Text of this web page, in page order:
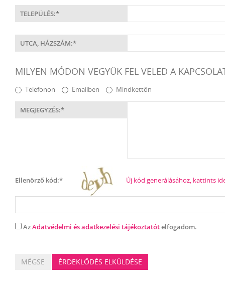
TELEPÜLÉS:*
UTCA, HÁZSZÁM:*
MILYEN MÓDON VEGYÜK FEL VELED A
Telefonon Emailben Mindkettőn
MEGJEGYZÉS:*
Ellenörző kód:* Új kód generálásához, kattints
AzAdatvédelmi és adatkezelési tájékoztatótelfogadom.
MÉGSE ÉRDEKLŐDÉS ELKÜLDÉSE